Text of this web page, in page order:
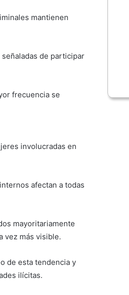
mantienen
de participar
frecuencia se
involucradas en
afectan a todas
mayoritariamente
vez más visible.
de esta tendencia y
ilícitas.